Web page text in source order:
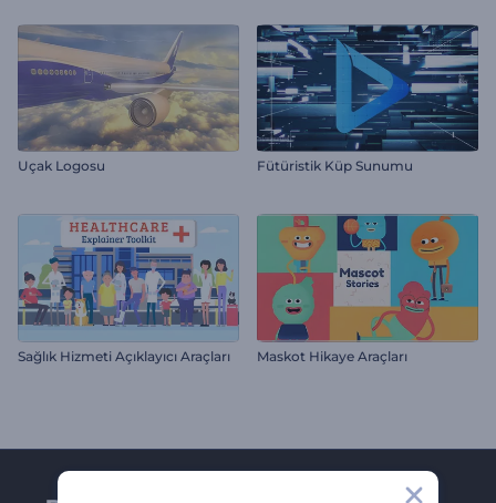
Uçak Logosu Fütüristik Küp Sunumu
Sağlık Hizmeti Açıklayıcı Araçları Maskot Hikaye Araçları